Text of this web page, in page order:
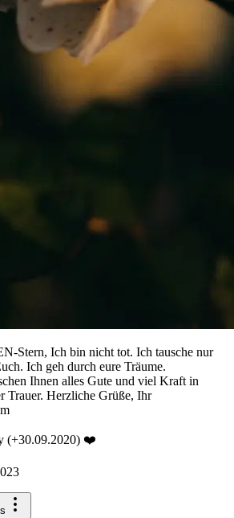
Stern, Ich bin nicht tot. Ich tausche nur
Ich geh durch eure Träume.
Ihnen alles Gute und viel Kraft in
Trauer. Herzliche Grüße, Ihr
(+30.09.2020) ❤️